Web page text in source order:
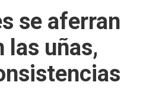
se aferran
las uñas,